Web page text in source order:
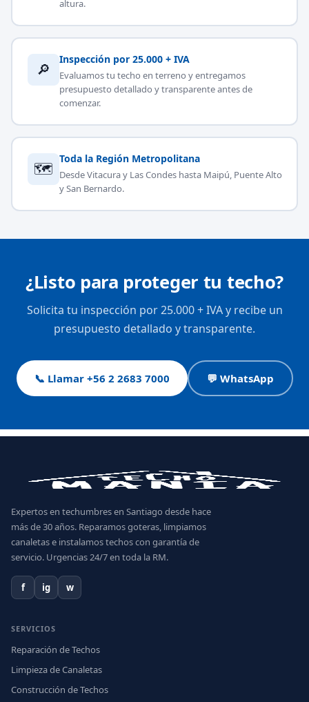
altura.
🔎
Inspección por 25.000 + IVA
Evaluamos tu techo en terreno y entregamos
presupuesto detallado y transparente antes de
comenzar.
🗺
Toda la Región Metropolitana
Desde Vitacura y Las Condes hasta Maipú, Puente Alto
y San Bernardo.
¿Listo para proteger tu techo?
Solicita tu inspección por 25.000 + IVA y recibe un
presupuesto detallado y transparente.
📞 Llamar +56 2 2683 7000 💬 WhatsApp
Expertos en techumbres en Santiago desde hace
más de 30 años. Reparamos goteras, limpiamos
canaletas e instalamos techos con garantía de
servicio. Urgencias 24/7 en toda la RM.
f ig w
SERVICIOS
Reparación de Techos
Limpieza de Canaletas
Construcción de Techos